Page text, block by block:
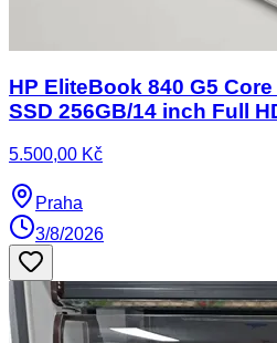
HP EliteBook 840 G5
SSD 256GB/14 inch Full
5.500,00 Kč
Praha
3/8/2026